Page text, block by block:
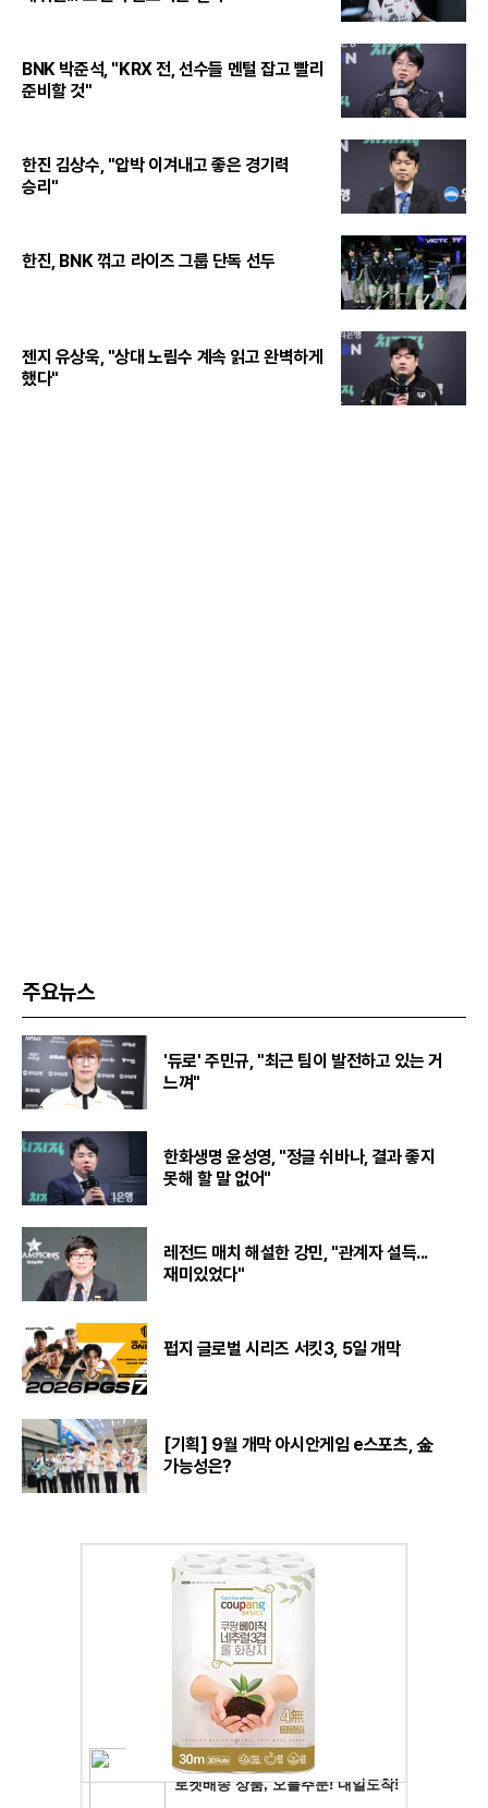
BNK 박준석, "KRX 전, 선수들 멘털 잡고 빨리
준비할 것"
한진 김상수, "압박 이겨내고 좋은 경기력
승리"
한진, BNK 꺾고 라이즈 그룹 단독 선두
젠지 유상욱, "상대 노림수 계속 읽고 완벽하게
했다"
주요뉴스
'듀로' 주민규, "최근 팀이 발전하고 있는 거
느껴"
한화생명 윤성영, "정글 쉬바나, 결과 좋지
못해 할 말 없어"
레전드 매치 해설한 강민, "관계자 설득...
재미있었다"
펍지 글로벌 시리즈 서킷3, 5일 개막
[기획] 9월 개막 아시안게임 e스포츠, 金
가능성은?